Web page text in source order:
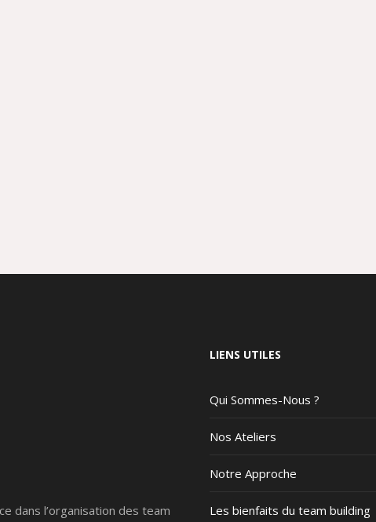
dans l’organisation des team
LIENS UTILES
Qui Sommes-Nous ?
Nos Ateliers
Notre Approche
Les bienfaits du team building